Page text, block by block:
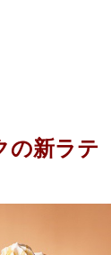
の新ラテ